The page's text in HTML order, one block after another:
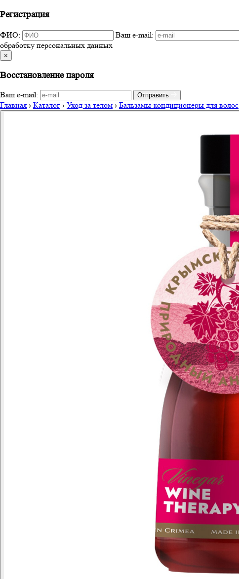
Регистрация
ФИО: Ваш e-mail:
обработку персональных данных
×
Восстановление пароля
Ваш e-mail: Отправить
Главная › Каталог › Уход за телом › Бальзамы-кондиционеры для волос